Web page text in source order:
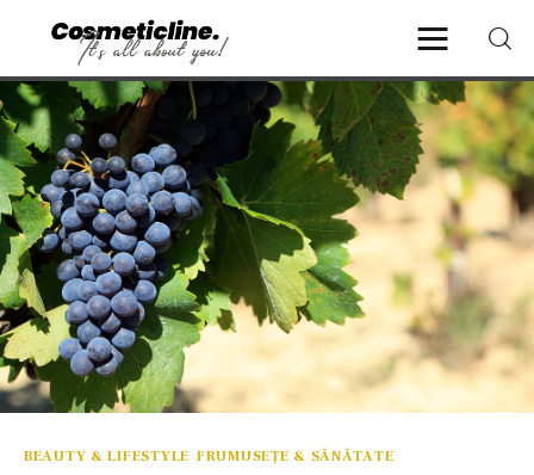
CosmeticLine.
It's all about you!
Frumusețe & Sănătate
Beauty & LifeStyle
Cosmetică Medicală
Anti Aging Medicine
BEAUTY & LIFESTYLE FRUMUSEȚE & SĂNĂTATE